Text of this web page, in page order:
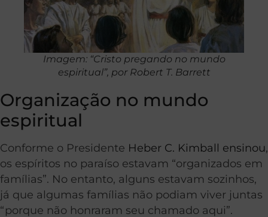
Imagem: “Cristo pregando no mundo
espiritual”, por Robert T. Barrett
Organização no mundo
espiritual
Conforme o Presidente Heber C. Kimball ensinou,
os espíritos no paraíso estavam “organizados em
famílias”. No entanto, alguns estavam sozinhos,
já que algumas famílias não podiam viver juntas
“porque não honraram seu chamado aqui”.